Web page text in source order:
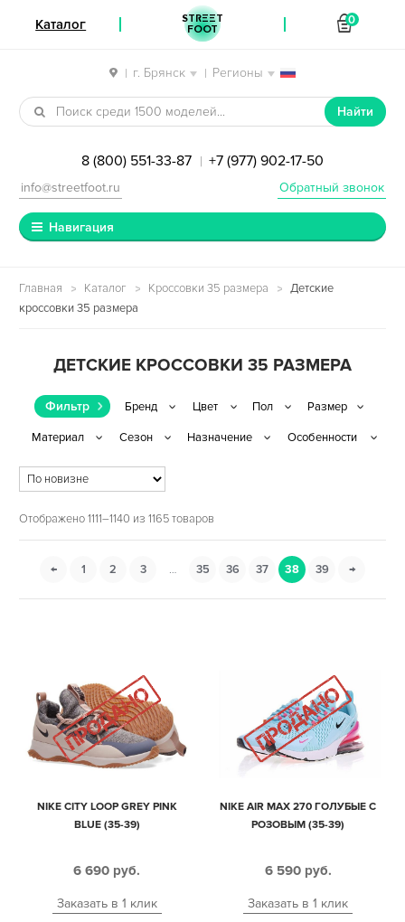
| г. Брянск | Регионы
Перейти к навигации
Перейти к содержимому
Найти
8 (800) 551-33-87 | +7 (977) 902-17-50
Обратный звонок
info@streetfoot.ru
Навигация
Главная Каталог Кроссовки 35 размера
Детские
кроссовки 35 размера
ДЕТСКИЕ КРОССОВКИ 35 РАЗМЕРА
Фильтр
Отображено 1111–1140 из 1165 товаров
← 1 2 3 … 35 36 37 38 39 →
NIKE CITY LOOP GREY PINK
BLUE (35-39)
6 690 руб.
Заказать в 1 клик
NIKE AIR MAX 270 ГОЛУБЫЕ С
РОЗОВЫМ (35-39)
6 590 руб.
Заказать в 1 клик
Каталог STREET
FOOT
0